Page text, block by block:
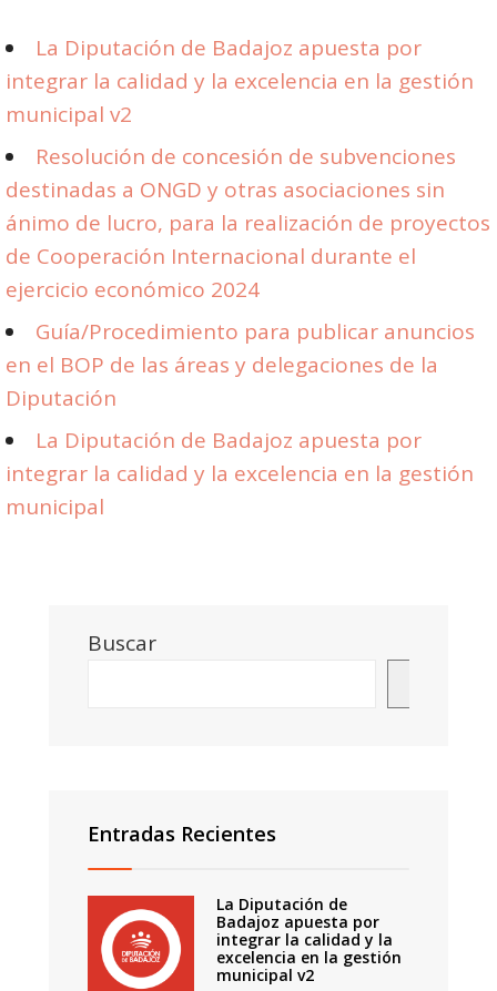
La Diputación de Badajoz apuesta por
integrar la calidad y la excelencia en la gestión
municipal v2
Resolución de concesión de subvenciones
destinadas a ONGD y otras asociaciones sin
ánimo de lucro, para la realización de proyectos
de Cooperación Internacional durante el
ejercicio económico 2024
Guía/Procedimiento para publicar anuncios
en el BOP de las áreas y delegaciones de la
Diputación
La Diputación de Badajoz apuesta por
integrar la calidad y la excelencia en la gestión
municipal
Buscar
Entradas Recientes
La Diputación de
Badajoz apuesta por
integrar la calidad y la
excelencia en la gestión
municipal v2